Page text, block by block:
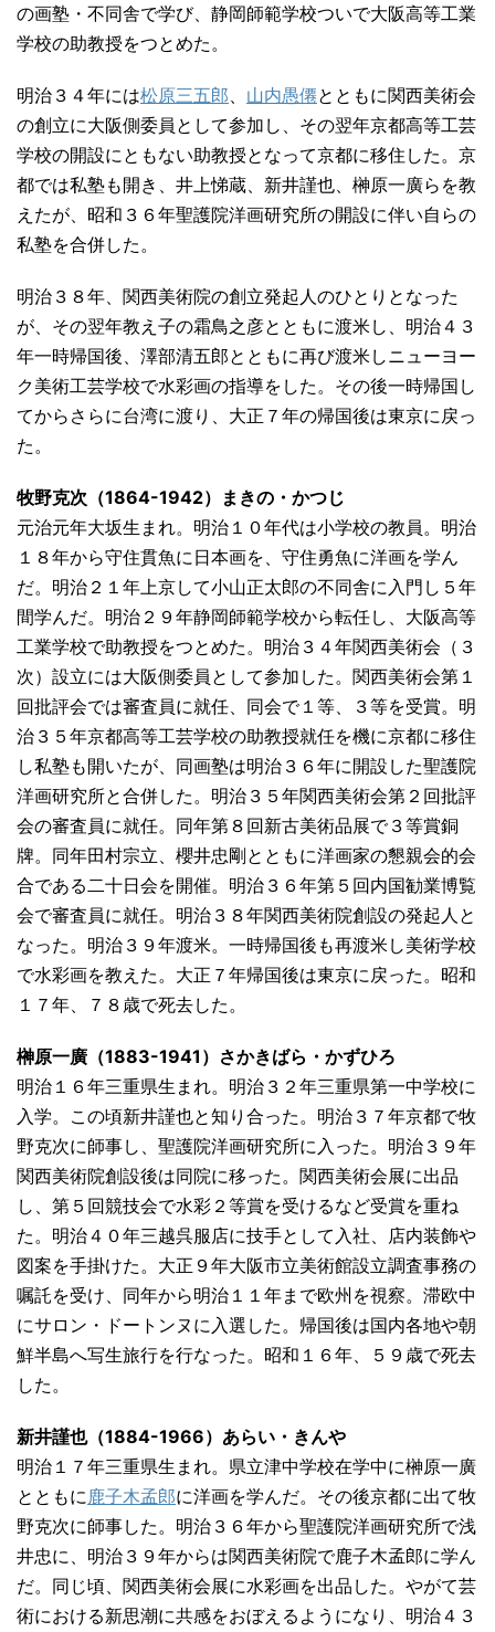
の画塾・不同舎で学び、静岡師範学校ついで大阪高等工業
学校の助教授をつとめた。
明治３４年には松原三五郎 山内愚僊とともに関西美術会
の創立に大阪側委員として参加し、その翌年京都高等工芸
学校の開設にともない助教授となって京都に移住した。京
都では私塾も開き、井上悌蔵、新井謹也、榊原一廣らを教
えたが、昭和３６年聖護院洋画研究所の開設に伴い自らの
私塾を合併した。
明治３８年、関西美術院の創立発起人のひとりとなった
が、その翌年教え子の霜鳥之彦とともに渡米し、明治４３
年一時帰国後、澤部清五郎とともに再び渡米しニューヨー
ク美術工芸学校で水彩画の指導をした。その後一時帰国し
てからさらに台湾に渡り、大正７年の帰国後は東京に戻っ
た。
牧野克次（1864-1942）まきの・かつじ
元治元年大坂生まれ。明治１０年代は小学校の教員。明治
１８年から守住貫魚に日本画を、守住勇魚に洋画を学ん
だ。明治２１年上京して小山正太郎の不同舎に入門し５年
間学んだ。明治２９年静岡師範学校から転任し、大阪高等
工業学校で助教授をつとめた。明治３４年関西美術会（３
次）設立には大阪側委員として参加した。関西美術会第１
回批評会では審査員に就任、同会で１等、３等を受賞。明
治３５年京都高等工芸学校の助教授就任を機に京都に移住
し私塾も開いたが、同画塾は明治３６年に開設した聖護院
洋画研究所と合併した。明治３５年関西美術会第２回批評
会の審査員に就任。同年第８回新古美術品展で３等賞銅
牌。同年田村宗立、櫻井忠剛とともに洋画家の懇親会的会
合である二十日会を開催。明治３６年第５回内国勧業博覧
会で審査員に就任。明治３８年関西美術院創設の発起人と
なった。明治３９年渡米。一時帰国後も再渡米し美術学校
で水彩画を教えた。大正７年帰国後は東京に戻った。昭和
１７年、７８歳で死去した。
榊原一廣（1883-1941）さかきばら・かずひろ
明治１６年三重県生まれ。明治３２年三重県第一中学校に
入学。この頃新井謹也と知り合った。明治３７年京都で牧
野克次に師事し、聖護院洋画研究所に入った。明治３９年
関西美術院創設後は同院に移った。関西美術会展に出品
し、第５回競技会で水彩２等賞を受けるなど受賞を重ね
た。明治４０年三越呉服店に技手として入社、店内装飾や
図案を手掛けた。大正９年大阪市立美術館設立調査事務の
嘱託を受け、同年から明治１１年まで欧州を視察。滞欧中
にサロン・ドートンヌに入選した。帰国後は国内各地や朝
鮮半島へ写生旅行を行なった。昭和１６年、５９歳で死去
した。
新井謹也（1884-1966）あらい・きんや
明治１７年三重県生まれ。県立津中学校在学中に榊原一廣
とともに 鹿子木孟郎に洋画を学んだ。その後京都に出て牧
野克次に師事した。明治３６年から聖護院洋画研究所で浅
井忠に、明治３９年からは関西美術院で鹿子木孟郎に学ん
だ。同じ頃、関西美術会展に水彩画を出品した。やがて芸
術における新思潮に共感をおぼえるようになり、明治４３